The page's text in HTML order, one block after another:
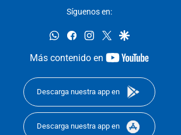
Síguenos en:
whatsappfacebookinstagram
twittergoogle
Más contenido en
youtube-
Descarga nuestra app en
Descarga nuestra app en